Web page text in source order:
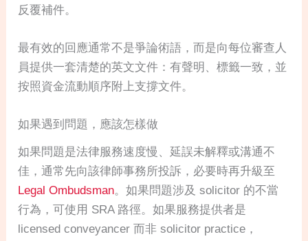
反覆補件。
最有效的回應通常不是爭論術語，而是向每位審查人
員提供一套清楚的英文文件：有聲明、標籤一致，並
按照資金流動順序附上支撐文件。
如果遇到問題，應該怎樣做
如果問題是法律服務速度慢、延誤未解釋或溝通不
佳，通常先向該律師事務所投訴，必要時再升級至
Legal Ombudsman。如果問題涉及 solicitor 的不當
行為，可使用 SRA 路徑。如果服務提供者是
licensed conveyancer 而非 solicitor practice，